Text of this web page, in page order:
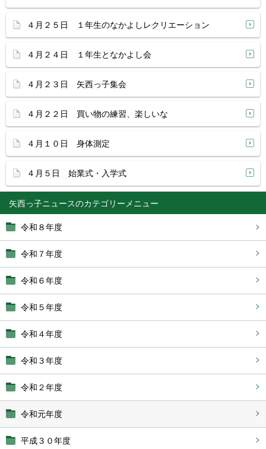
矢西っ子ニュース
令和８年度
令和７年度
令和６年度
令和５年度
令和４年度
令和３年度
令和２年度
令和元年度
平成３０年度
４月２５日 １年生のなかよしレクリエーション
４月２４日 １年生となかよし会
４月２３日 矢西っ子集会
４月２２日 買い物の練習、楽しいな
４月１０日 身体測定
４月５日 始業式・入学式